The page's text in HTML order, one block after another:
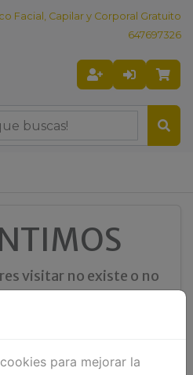
Facial, Capilar y Corporal Gratuito
647697326
visitar no existe o no
para mejorar la